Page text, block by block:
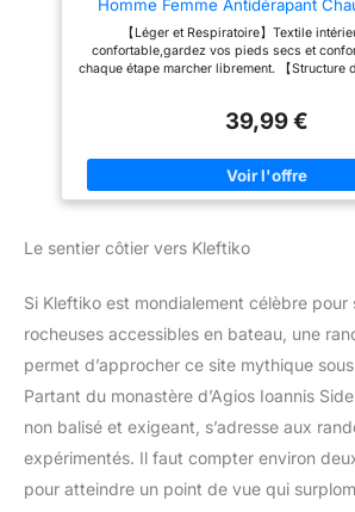
Homme Femme Antidérapant
Trekking Respirant Chaussure de
EU
【Léger et Respiratoire】Textile
confortable,gardez vos pieds secs et
chaque étape marcher librement. 【Structure
blessures aux orteils si vous frappez
Glissements】La semelle est en
poignée forte.Le motif unique sur la
distance pour éviter les embouteillages.
voyages, l'escalade, le jogging, les sports
produit, veuillez nous contacter pour la
39,99 €
Le sentier côtier vers Kleftiko
Si Kleftiko est mondialement célèbre pour
rocheuses accessibles en bateau, une
permet d’approcher ce site mythique
Partant du monastère d’Agios Ioannis
non balisé et exigeant, s’adresse aux
expérimentés. Il faut compter environ
pour atteindre un point de vue qui